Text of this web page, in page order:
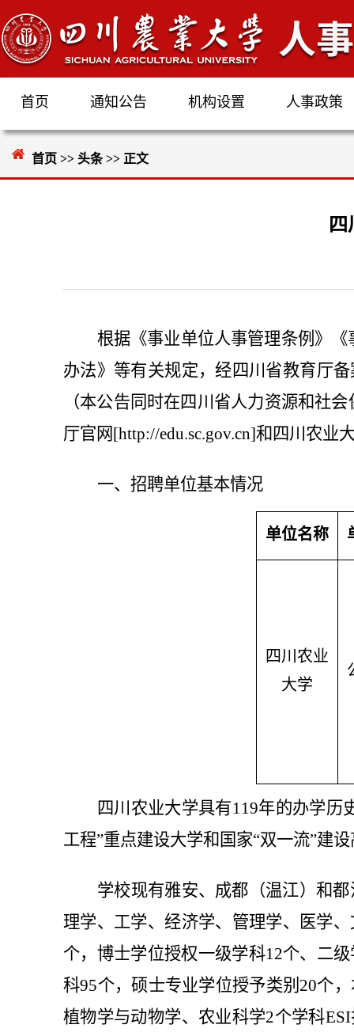
首页 通知公告 机构设置 人事政策
首页 >> 头条>> 正文
根据《事业单位人事管理条例》
办法》等有关规定，经四川省教育厅
（本公告同时在四川省人力资源和社
厅官网[http://edu.sc.gov.cn]和四川农业
一、招聘单位基本情况
单位名称
四川农业
大学
四川农业大学具有119年的办学历
工程”重点建设大学和国家“双一流”建
学校现有雅安、成都（温江）和
理学、工学、经济学、管理学、医学
个，博士学位授权一级学科12个、二
科95个，硕士专业学位授予类别20个
植物学与动物学、农业科学2个学科